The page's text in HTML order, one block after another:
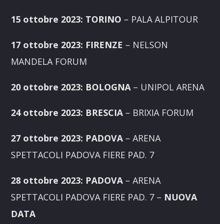
15 ottobre 2023: TORINO – PALA ALPITOUR
17 ottobre 2023: FIRENZE – NELSON
MANDELA FORUM
20 ottobre 2023: BOLOGNA – UNIPOL ARENA
24 ottobre 2023: BRESCIA – BRIXIA FORUM
27 ottobre 2023: PADOVA – ARENA
SPETTACOLI PADOVA FIERE PAD. 7
28 ottobre 2023: PADOVA – ARENA
SPETTACOLI PADOVA FIERE PAD. 7 – NUOVA
DATA